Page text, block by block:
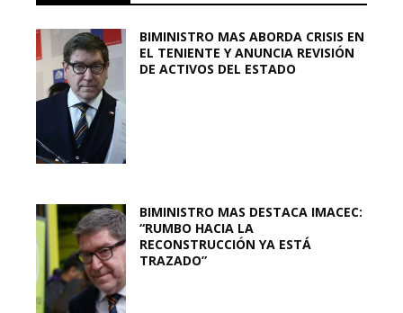
BIMINISTRO MAS ABORDA CRISIS EN
EL TENIENTE Y ANUNCIA REVISIÓN
DE ACTIVOS DEL ESTADO
BIMINISTRO MAS DESTACA IMACEC:
“RUMBO HACIA LA
RECONSTRUCCIÓN YA ESTÁ
TRAZADO”